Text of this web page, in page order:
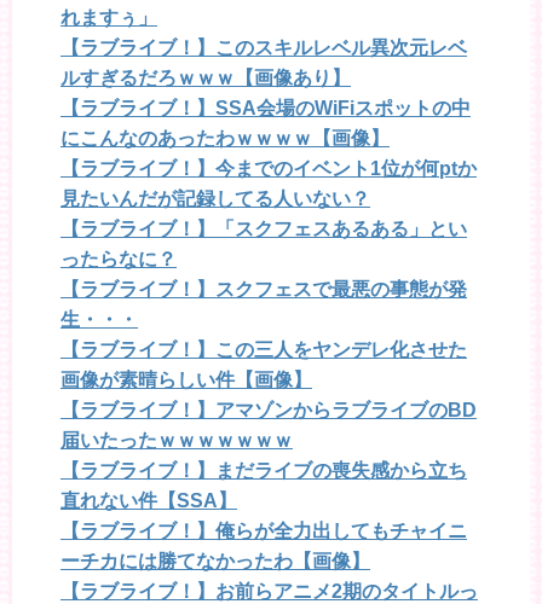
れますぅ」
【ラブライブ！】このスキルレベル異次元レベ
ルすぎるだろｗｗｗ【画像あり】
【ラブライブ！】SSA会場のWiFiスポットの中
にこんなのあったわｗｗｗｗ【画像】
【ラブライブ！】今までのイベント1位が何ptか
見たいんだが記録してる人いない？
【ラブライブ！】「スクフェスあるある」とい
ったらなに？
【ラブライブ！】スクフェスで最悪の事態が発
生・・・
【ラブライブ！】この三人をヤンデレ化させた
画像が素晴らしい件【画像】
【ラブライブ！】アマゾンからラブライブのBD
届いたったｗｗｗｗｗｗｗ
【ラブライブ！】まだライブの喪失感から立ち
直れない件【SSA】
【ラブライブ！】俺らが全力出してもチャイニ
ーチカには勝てなかったわ【画像】
【ラブライブ！】お前らアニメ2期のタイトルっ